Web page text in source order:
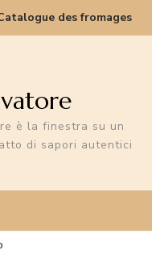
des fromages
è la finestra su un
di sapori autentici